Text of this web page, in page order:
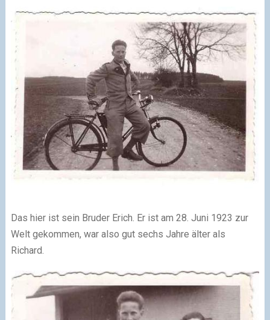
Das hier ist sein Bruder Erich. Er ist am 28. Juni 1923 zur
Welt gekommen, war also gut sechs Jahre älter als
Richard.